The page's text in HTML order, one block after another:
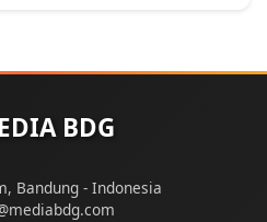
BDG
Bandung - Indonesia